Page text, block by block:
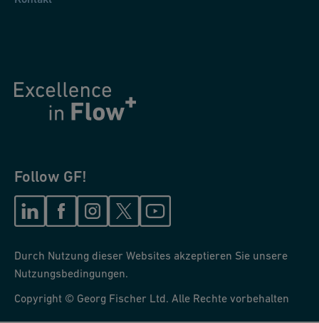
Follow GF!
Durch Nutzung dieser Websites akzeptieren Sie unsere
Nutzungsbedingungen.
Copyright © Georg Fischer Ltd. Alle Rechte vorbehalten